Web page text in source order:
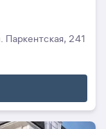
Паркентская, 241